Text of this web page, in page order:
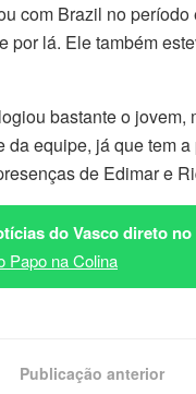
com Brazil no período
por lá. Ele também
bastante o jovem,
da equipe, já que tem
de Edimar e
do Vasco direto
Papo na Colina
Publicação anterior